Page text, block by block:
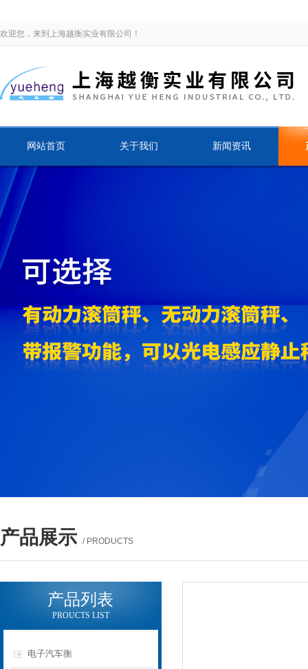
欢迎您，来到上海越衡实业有限公司！
网站首页 关于我们 新闻资讯
产品展示 / PRODUCTS
产品列表
PROUCTS LIST
电子汽车衡